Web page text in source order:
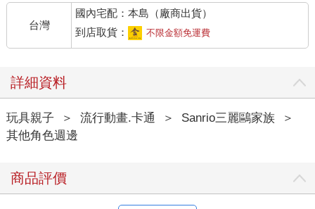
台灣
國內宅配：本島（廠商出貨）
到店取貨：
不限金額免運費
詳細資料
玩具親子 ＞ 流行動畫.卡通 ＞ Sanrio三麗鷗家族
＞
其他角色週邊
商品評價